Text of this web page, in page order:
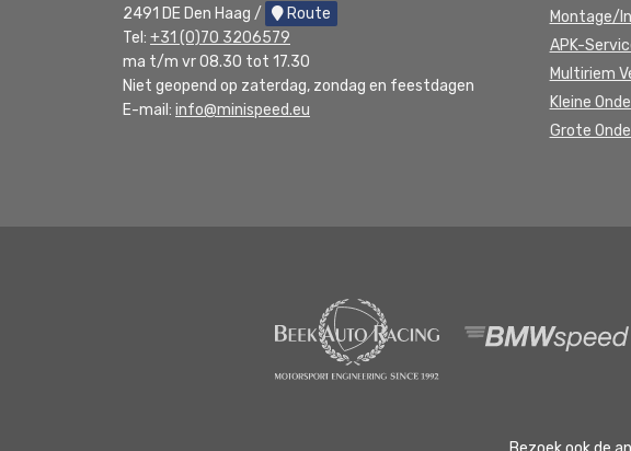
2491 DE Den Haag /
Route
Tel: +31 (0)70 3206579
ma t/m vr 08.30 tot 17.30
Niet geopend op zaterdag, zondag en feestdagen
E-mail: info@minispeed.eu
Montage/
APK-
Multiriem
Kleine
Grote